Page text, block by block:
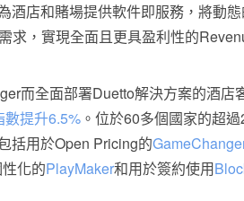
酒店和賭場提供軟件即服務，將動
求，實現全面且更具盈利性的
而全面部署Duetto解決方案的酒店
數提升6.5%。位於60多個國家的超
括用於Open Pricing的
性化的PlayMaker和用於簽約使用